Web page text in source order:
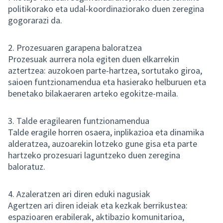
politikorako eta udal-koordinaziorako duen zeregina
gogorarazi da.
2. Prozesuaren garapena baloratzea
Prozesuak aurrera nola egiten duen elkarrekin
aztertzea: auzokoen parte-hartzea, sortutako giroa,
saioen funtzionamendua eta hasierako helburuen eta
benetako bilakaeraren arteko egokitze-maila.
3. Talde eragilearen funtzionamendua
Talde eragile horren osaera, inplikazioa eta dinamika
alderatzea, auzoarekin lotzeko gune gisa eta parte
hartzeko prozesuari laguntzeko duen zeregina
baloratuz.
4. Azaleratzen ari diren eduki nagusiak
Agertzen ari diren ideiak eta kezkak berrikustea:
espazioaren erabilerak, aktibazio komunitarioa,